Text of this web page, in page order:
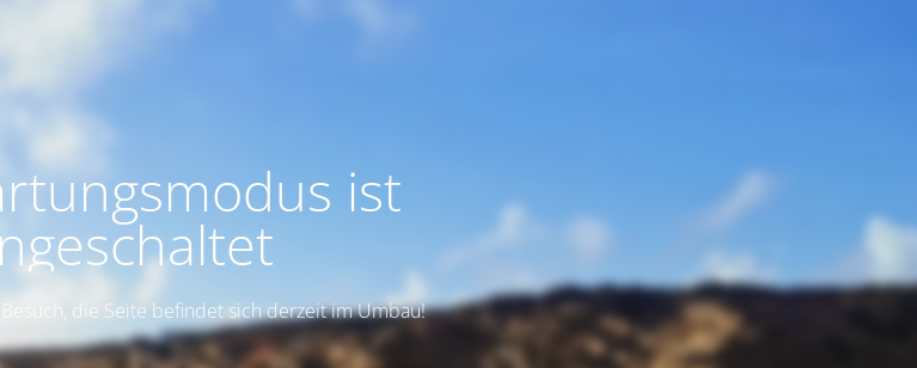
ist
Besuch, die Seite befindet sich derzeit im Umbau!